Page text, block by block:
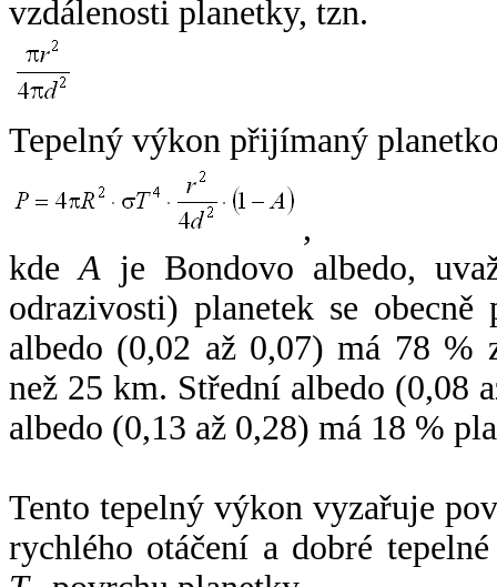
vzdálenosti planetky, tzn.
Tepelný výkon přijímaný
,
kdeA je Bondovo albedo,
odrazivosti) planetek se
albedo (0,02 až 0,07) má 78 %
než 25 km. Střední albedo (0,08
albedo (0,13 až 0,28) má 18 %
Tento tepelný výkon vyzařuje
rychlého otáčení a dobré